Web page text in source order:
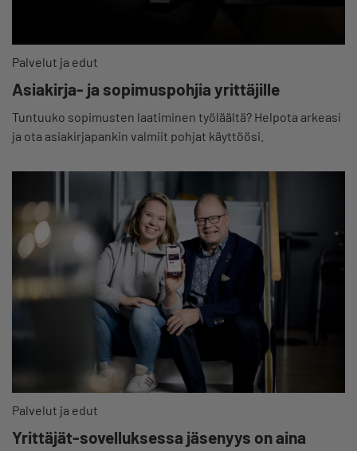
Palvelut ja edut
Asiakirja- ja sopimuspohjia yrittäjille
Tuntuuko sopimusten laatiminen työläältä? Helpota arkeasi
ja ota asiakirjapankin valmiit pohjat käyttöösi.
Palvelut ja edut
Yrittäjät-sovelluksessa jäsenyys on aina